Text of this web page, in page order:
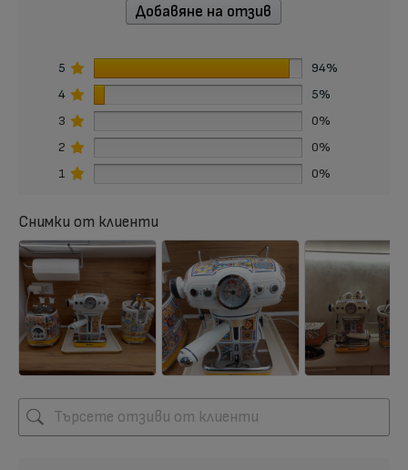
Добавяне на отзив
5
94%
4
5%
3
0%
2
0%
1
0%
Снимки от клиенти